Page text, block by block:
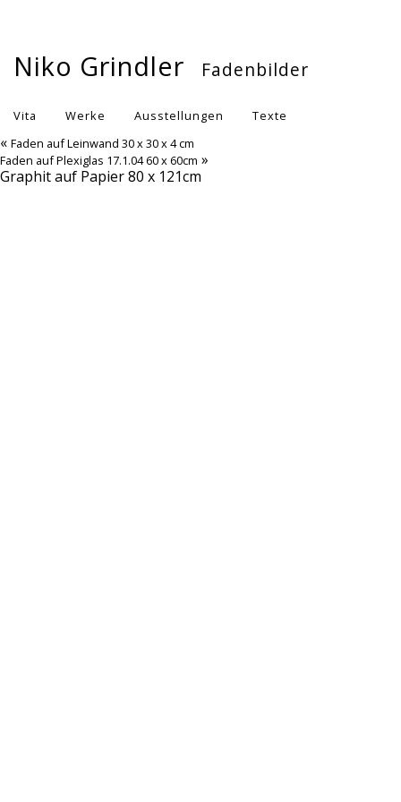
Niko Grindler Fadenbilder
Vita Werke Ausstellungen Texte
Publikationen Kontakt Impressum
« Faden auf Leinwand 30 x 30 x 4 cm
Faden auf Plexiglas 17.1.04 60 x 60cm »
Graphit auf Papier 80 x 121cm